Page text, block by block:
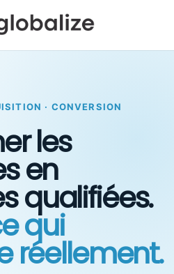
· CONVERSION
les
en
qualifiées.
qui
réellement.